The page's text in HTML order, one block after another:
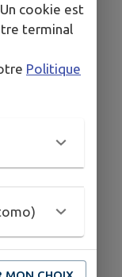
de
activités
cookie est
terminal
Politique